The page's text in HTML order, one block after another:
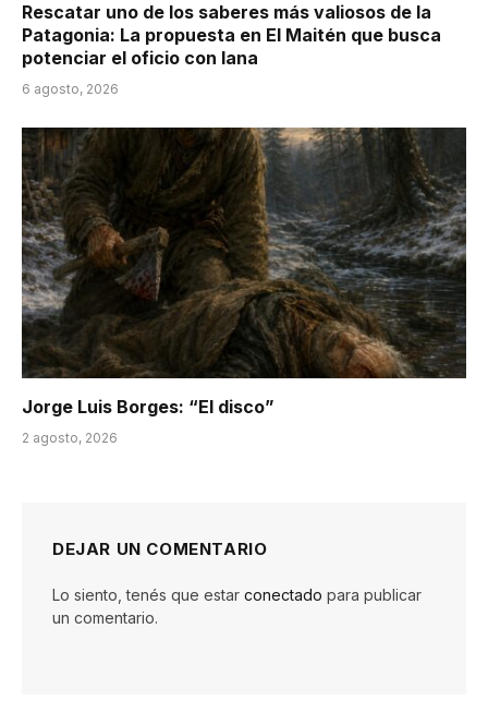
Rescatar uno de los saberes más valiosos de la
Patagonia: La propuesta en El Maitén que busca
potenciar el oficio con lana
6 agosto, 2026
Jorge Luis Borges: “El disco”
2 agosto, 2026
DEJAR UN COMENTARIO
Lo siento, tenés que estar conectado para publicar
un comentario.